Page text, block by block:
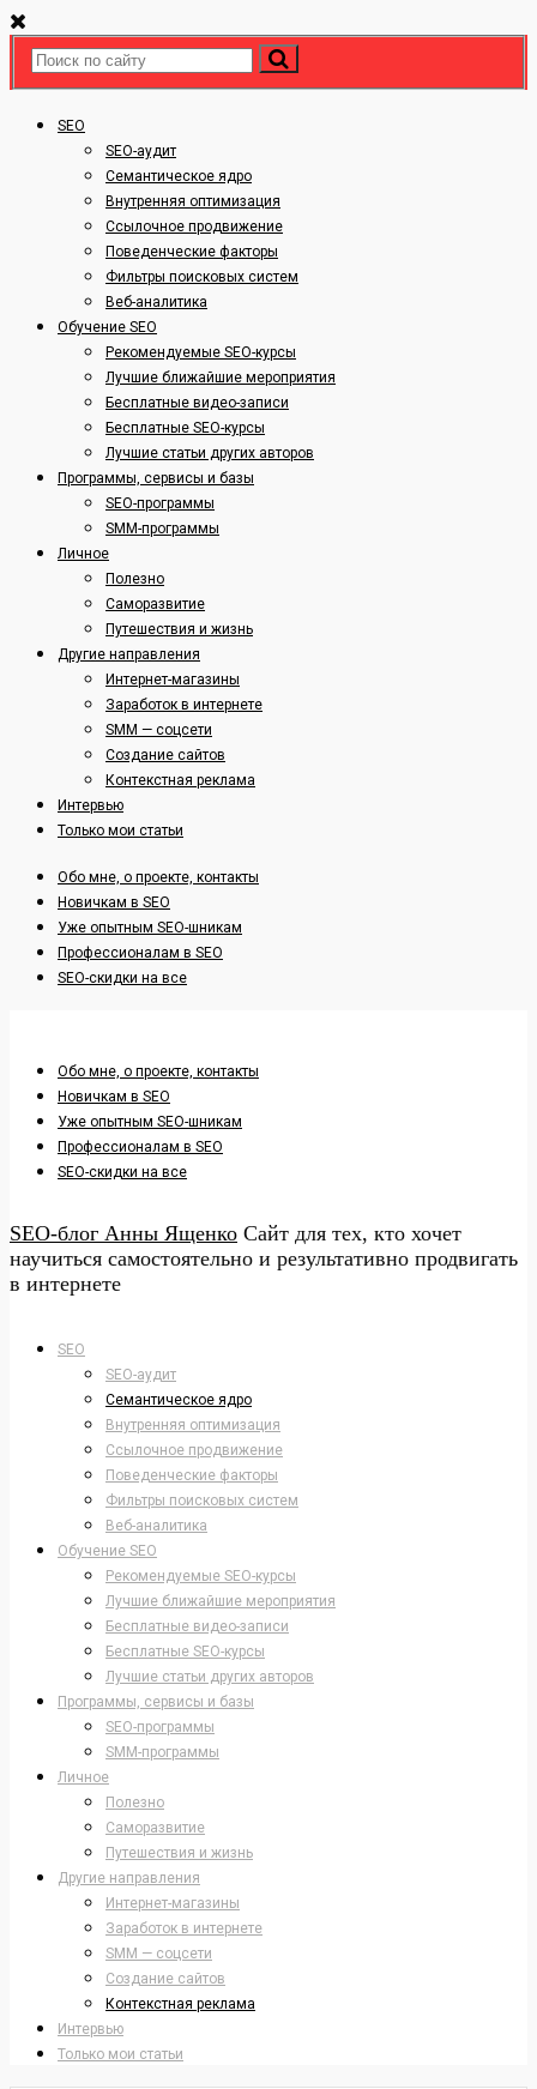
SEO
SEO-аудит
Семантическое ядро
Внутренняя оптимизация
Ссылочное продвижение
Поведенческие факторы
Фильтры поисковых систем
Веб-аналитика
Обучение SEO
Рекомендуемые SEO-курсы
Лучшие ближайшие мероприятия
Бесплатные видео-записи
Бесплатные SEO-курсы
Лучшие статьи других авторов
Программы, сервисы и базы
SEO-программы
SMM-программы
Личное
Полезно
Саморазвитие
Путешествия и жизнь
Другие направления
Интернет-магазины
Заработок в интернете
SMM — соцсети
Создание сайтов
Контекстная реклама
Интервью
Только мои статьи
Обо мне, о проекте, контакты
Новичкам в SEO
Уже опытным SEO-шникам
Профессионалам в SEO
SEO-скидки на все
Обо мне, о проекте, контакты
Новичкам в SEO
Уже опытным SEO-шникам
Профессионалам в SEO
SEO-скидки на все
SEO-блог Анны Ященко Сайт для тех, кто хочет
научиться самостоятельно и результативно продвигать
в интернете
SEO
SEO-аудит
Семантическое ядро
Внутренняя оптимизация
Ссылочное продвижение
Поведенческие факторы
Фильтры поисковых систем
Веб-аналитика
Обучение SEO
Рекомендуемые SEO-курсы
Лучшие ближайшие мероприятия
Бесплатные видео-записи
Бесплатные SEO-курсы
Лучшие статьи других авторов
Программы, сервисы и базы
SEO-программы
SMM-программы
Личное
Полезно
Саморазвитие
Путешествия и жизнь
Другие направления
Интернет-магазины
Заработок в интернете
SMM — соцсети
Создание сайтов
Контекстная реклама
Интервью
Только мои статьи